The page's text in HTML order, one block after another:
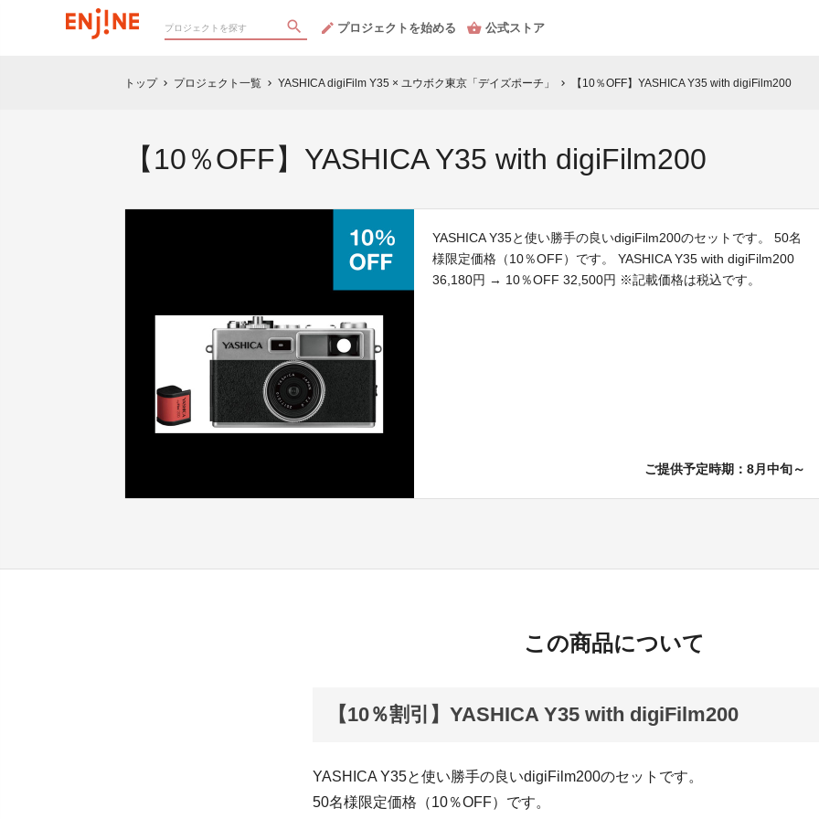
プロジェクトを始める 公式ストア
トップ chevron_right プロジェクト一覧 chevron_right YASHICA digiFilm Y35 × ユウボク東京「デイズポーチ」 chevron_right 【10％OFF】YASHICA Y35 with digiFilm200
【10％OFF】YASHICA Y35 with digiFilm200
YASHICA Y35と使い勝手の良いdigiFilm200のセットです。 50名
様限定価格（10％OFF）です。 YASHICA Y35 with digiFilm200
36,180円 → 10％OFF 32,500円 ※記載価格は税込です。
ご提供予定時期：8月中旬～
この商品について
【10％割引】YASHICA Y35 with digiFilm200
YASHICA Y35と使い勝手の良いdigiFilm200のセットです。
50名様限定価格（10％OFF）です。